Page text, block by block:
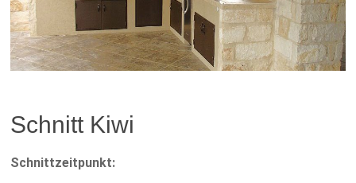
Schnitt Kiwi
Schnittzeitpunkt: